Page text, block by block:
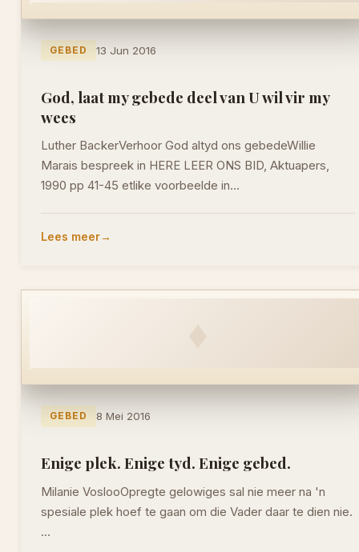
GEBED 13 Jun 2016
God, laat my gebede deel van U wil vir my
wees
Luther BackerVerhoor God altyd ons gebedeWillie
Marais bespreek in HERE LEER ONS BID, Aktuapers,
1990 pp 41-45 etlike voorbeelde in…
Lees meer
GEBED 8 Mei 2016
Enige plek. Enige tyd. Enige gebed.
Milanie VoslooOpregte gelowiges sal nie meer na 'n
spesiale plek hoef te gaan om die Vader daar te dien nie.
…